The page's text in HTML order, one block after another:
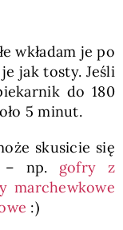
wkładam je po
jak tosty. Jeśli
do 180
5 minut.
skusicie się
– np. gofry z
marchewkowe
:)